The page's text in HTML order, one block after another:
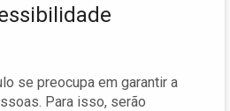
se preocupa em garantir a
Para isso, serão